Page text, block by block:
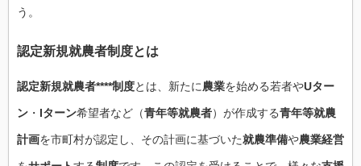
う。
認定新規就農者制度とは
認定新規就農者****制度とは、新たに農業を始める若者やUター
ン ・ Iターン希望者など（青年等就農者）が作成する青年等就農
計画を市町村が認定し、その計画に基づいた就農準備や農業経営